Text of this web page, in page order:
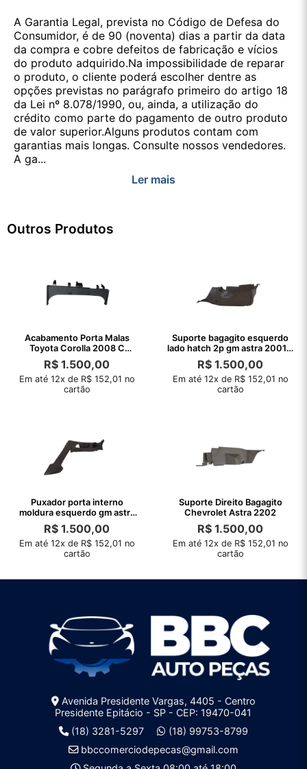
A Garantia Legal, prevista no Código de Defesa do
Consumidor, é de 90 (noventa) dias a partir da data
da compra e cobre defeitos de fabricação e vícios
do produto adquirido.Na impossibilidade de reparar
o produto, o cliente poderá escolher dentre as
opções previstas no parágrafo primeiro do artigo 18
da Lei nº 8.078/1990, ou, ainda, a utilização do
crédito como parte do pagamento de outro produto
de valor superior.Alguns produtos contam com
garantias mais longas. Consulte nossos vendedores.
A ga...
Ler mais
Outros Produtos
Acabamento Porta Malas
Toyota Corolla 2008 C
Detalhe
R$ 1.500,00
Em até 12x de R$ 152,01 no
cartão
Suporte bagagito esquerdo
lado hatch 2p gm astra 2001 a
2001
R$ 1.500,00
Em até 12x de R$ 152,01 no
cartão
Puxador porta interno
moldura esquerdo gm astra
1999 a 2011
R$ 1.500,00
Em até 12x de R$ 152,01 no
cartão
Suporte Direito Bagagito
Chevrolet Astra 2202
R$ 1.500,00
Em até 12x de R$ 152,01 no
cartão
Avenida Presidente Vargas, 4405 - Centro
Presidente Epitácio - SP - CEP: 19470-041
(18) 3281-5297
(18) 99753-8799
bbccomerciodepecas@gmail.com